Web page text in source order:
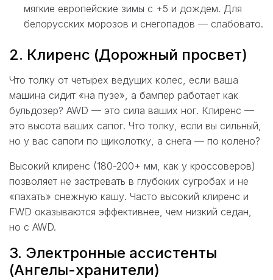
мягкие европейские зимы с +5 и дождем. Для
белорусских морозов и снегопадов — слабовато.
2. Клиренс (Дорожный просвет)
Что толку от четырех ведущих колес, если ваша
машина сидит «на пузе», а бампер работает как
бульдозер? AWD — это сила ваших ног. Клиренс —
это высота ваших сапог. Что толку, если вы сильный,
но у вас сапоги по щиколотку, а снега — по колено?
Высокий клиренс (180-200+ мм, как у кроссоверов)
позволяет не застревать в глубоких сугробах и не
«пахать» снежную кашу. Часто высокий клиренс и
FWD оказываются эффективнее, чем низкий седан,
но с AWD.
3. Электронные ассистенты
(Ангелы-хранители)